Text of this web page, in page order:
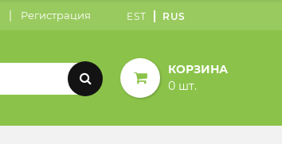
| Регистрация EST RUS
КОРЗИНА
0 шт.